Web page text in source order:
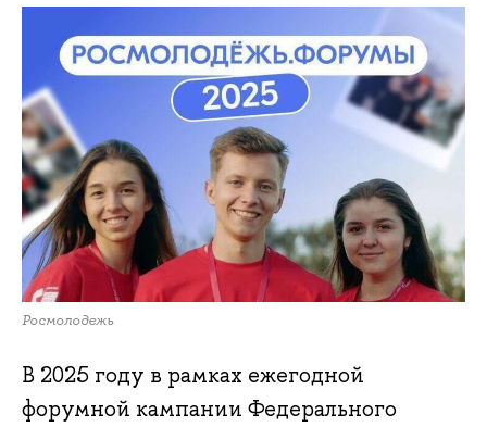
Росмолодежь
В 2025 году в рамках ежегодной
форумной кампании Федерального